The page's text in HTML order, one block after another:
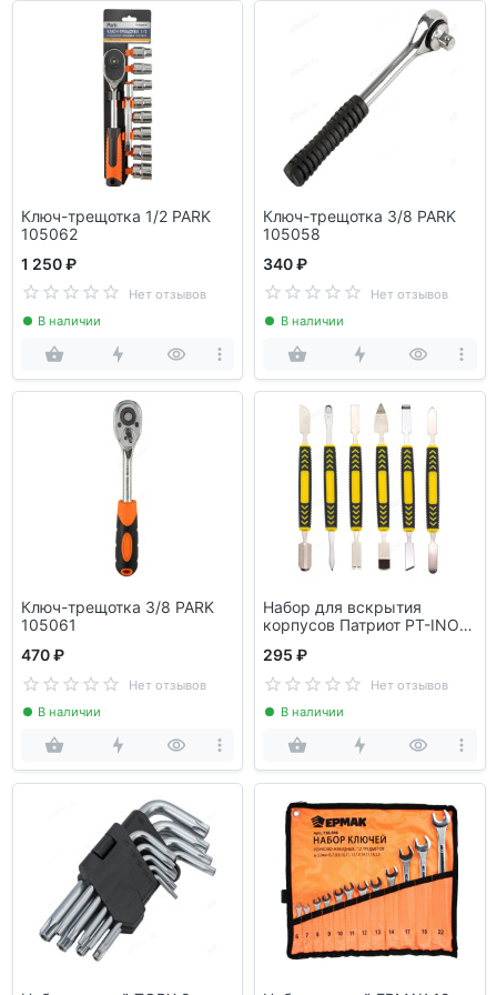
Ключ-трещотка 1/2 PARK
105062
1 250 ₽
Нет отзывов
В наличии
Ключ-трещотка 3/8 PARK
105058
340 ₽
Нет отзывов
В наличии
Ключ-трещотка 3/8 PARK
105061
470 ₽
Нет отзывов
В наличии
Набор для вскрытия
корпусов Патриот PT-INO12
295 ₽
Нет отзывов
В наличии